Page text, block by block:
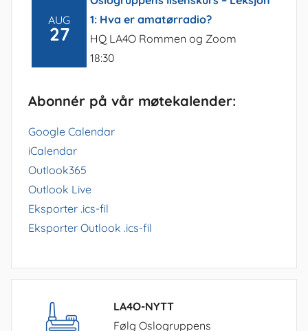
AUG
27
1: Hva er amatørradio?
HQ LA4O Rommen og Zoom
18:30
Abonnér på vår møtekalender:
Google Calendar
iCalendar
Outlook365
Outlook Live
Eksporter .ics-fil
Eksporter Outlook .ics-fil
LA4O-NYTT
Følg Oslogruppens